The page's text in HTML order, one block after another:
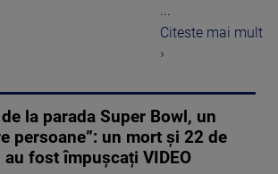
...
Citeste mai mult
›
la parada Super Bowl, un
persoane”: un mort și 22 de
fost împușcați VIDEO